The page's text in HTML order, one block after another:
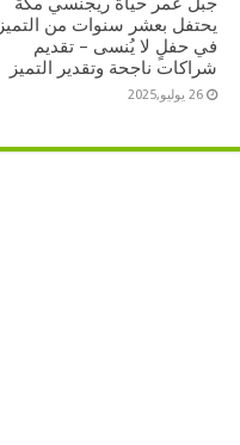
يحتفل بعشر سنوات من التميز
في حفلٍ لا يُنسى – تقديم
شراكات ناجحة وتقدير التميز
26 يوليو,2025